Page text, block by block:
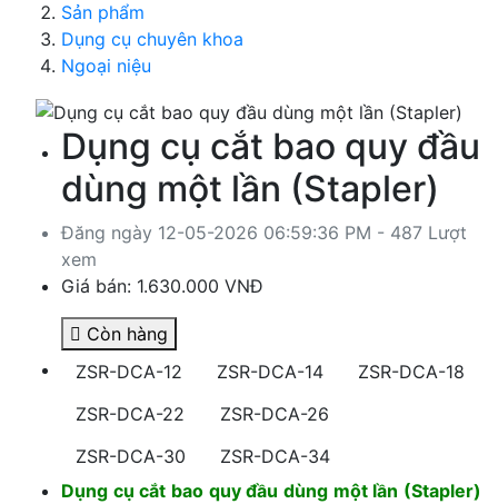
Sản phẩm
Dụng cụ chuyên khoa
Ngoại niệu
Dụng cụ cắt bao quy đầu
dùng một lần (Stapler)
Đăng ngày 12-05-2026 06:59:36 PM - 487 Lượt
xem
Giá bán: 1.630.000 VNĐ
Còn hàng
ZSR-DCA-12
ZSR-DCA-14
ZSR-DCA-18
ZSR-DCA-22
ZSR-DCA-26
ZSR-DCA-30
ZSR-DCA-34
Dụng cụ cắt bao quy đầu dùng một lần (Stapler)